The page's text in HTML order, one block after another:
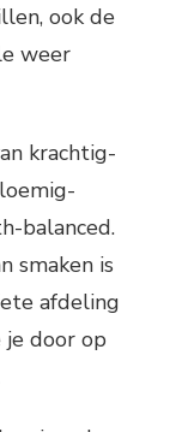
ook de
weer
krachtig-
balanced.
smaken is
afdeling
je door op